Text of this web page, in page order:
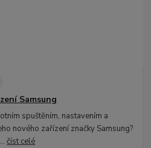
Samsung
spuštěním, nastavením a
nového zařízení značky Samsung?
číst celé